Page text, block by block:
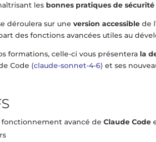
les bonnes pratiques de sécurité
déroulera sur uneversion accessible de
des fonctions avancées utiles au
formations, celle-ci vous présentera la
Code (claude-sonnet-4-6) et ses
fonctionnement avancé deClaude Code